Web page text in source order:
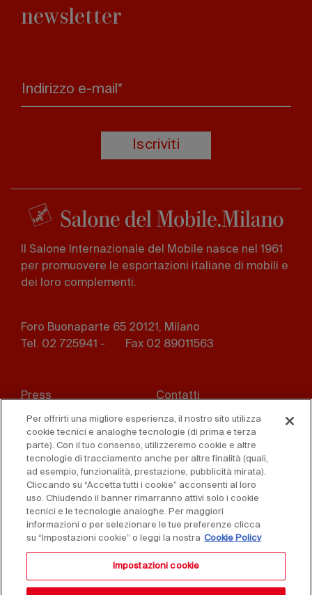
newsletter
Indirizzo e-mail*
Iscriviti
Il Salone Internazionale del Mobile nasce nel 1961
per promuovere le esportazioni italiane di mobili e
dei loro complementi.
Foro Buonaparte 65 20121, Milano
Tel. 02 725941 -
Fax 02 89011563
menu
Press Contatti
Whistleblowing Privacy
Disclaimer D. Lgs. 231/01
Cookies Condizioni di vendita
accessibilità
Per offrirti una migliore esperienza, il nostro sito utilizza
cookie tecnici e analoghe tecnologie (di prima e terza
parte). Con il tuo consenso, utilizzeremo cookie e altre
tecnologie di tracciamento anche per altre finalità (quali,
ad esempio, funzionalità, prestazione, pubblicità mirata).
Cliccando su “Accetta tutti i cookie” acconsenti al loro
uso. Chiudendo il banner rimarranno attivi solo i cookie
tecnici e le tecnologie analoghe. Per maggiori
informazioni o per selezionare le tue preferenze clicca
su “Impostazioni cookie” o leggi la nostra Cookie Policy
Impostazioni cookie